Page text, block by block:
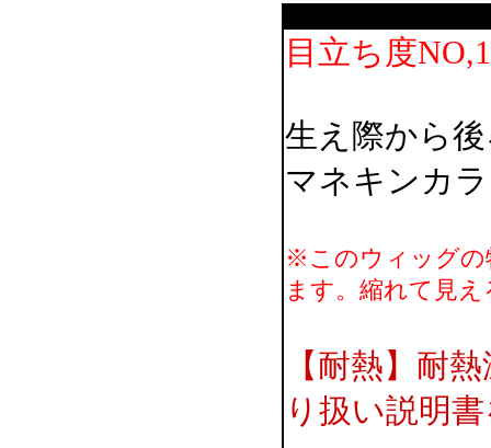
目立ち度
生え際から
マネキンカ
※このウィッグの
ます。縮れて見
【耐熱】耐
り扱い説明